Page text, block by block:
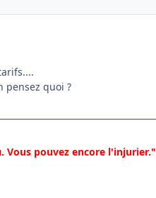
pensez quoi ?
Vous pouvez encore l'injurier."